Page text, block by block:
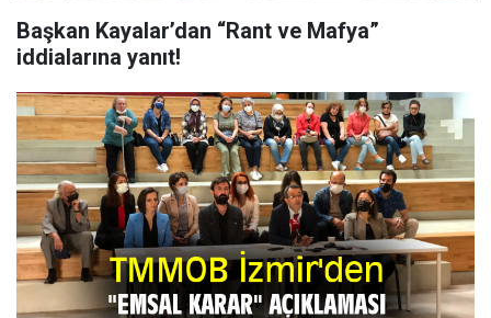
Başkan Kayalar’dan “Rant ve Mafya”
iddialarına yanıt!